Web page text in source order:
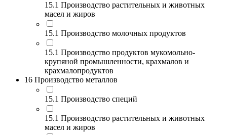
15.1 Производство растительных и животных
масел и жиров
15.1 Производство молочных продуктов
15.1 Производство продуктов мукомольно-
крупяной промышленности, крахмалов и
крахмалопродуктов
16 Производство металлов
15.1 Производство специй
15.1 Производство растительных и животных
масел и жиров